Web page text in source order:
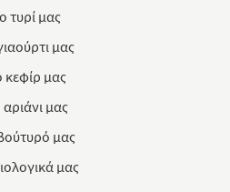
τυρί μας
μας
κεφίρ μας
μας
μας
μας